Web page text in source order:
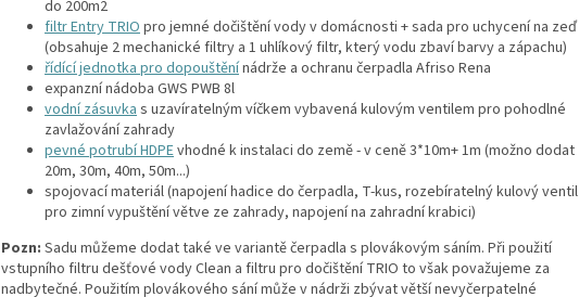
do 200m2
filtr Entry TRIO pro jemné dočištění vody v domácnosti + sada pro uchycení na zeď
(obsahuje 2 mechanické filtry a 1 uhlíkový filtr, který vodu zbaví barvy a zápachu)
řídící jednotka pro dopouštěnínádrže a ochranu čerpadla Afriso Rena
expanzní nádoba GWS PWB 8l
vodní zásuvka s uzavíratelným víčkem vybavená kulovým ventilem pro pohodlné
zavlažování zahrady
pevné potrubí HDPEvhodné k instalaci do země - v ceně 3*10m+ 1m (možno dodat
20m, 30m, 40m, 50m...)
spojovací materiál (napojení hadice do čerpadla, T-kus, rozebíratelný kulový ventil
pro zimní vypuštění větve ze zahrady, napojení na zahradní krabici)
Pozn: Sadu můžeme dodat také ve variantě čerpadla s plovákovým sáním. Při použití
vstupního filtru dešťové vody Clean a filtru pro dočištění TRIO to však považujeme za
nadbytečné. Použitím plovákového sání může v nádrži zbývat větší nevyčerpatelné